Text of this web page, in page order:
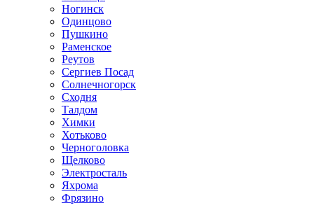
Ногинск
Одинцово
Пушкино
Раменское
Реутов
Сергиев Посад
Солнечногорск
Сходня
Талдом
Химки
Хотьково
Черноголовка
Щелково
Электросталь
Яхрома
Фрязино